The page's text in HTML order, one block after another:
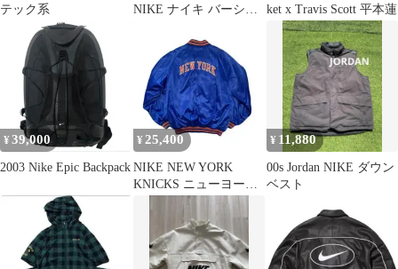
テック系
NIKE ナイキ バーシテ
ket x Travis Scott 平本蓮
¥ 39,000
2003 Nike Epic Backpack
¥ 25,400
NIKE NEW YORK
KNICKS ニューヨーク
ニックススタジャン
¥ 11,880
00s Jordan NIKE ダウン
ベスト